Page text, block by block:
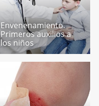
Envenenamiento.
Primeros auxilios a
los niños